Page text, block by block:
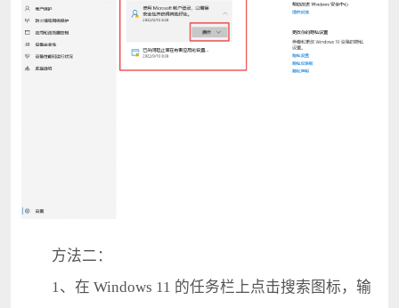
方法二：
1、在 Windows 11 的任务栏上点击搜索图标，输